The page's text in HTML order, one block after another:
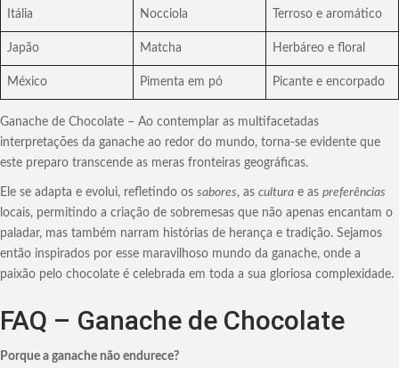
Itália Nocciola Terroso e aromático
Japão Matcha Herbáreo e floral
México Pimenta em pó Picante e encorpado
Ganache de Chocolate – Ao contemplar as multifacetadas
interpretações da ganache ao redor do mundo, torna-se evidente que
este preparo transcende as meras fronteiras geográficas.
Ele se adapta e evolui, refletindo os sabores, as cultura e as preferências
locais, permitindo a criação de sobremesas que não apenas encantam o
paladar, mas também narram histórias de herança e tradição. Sejamos
então inspirados por esse maravilhoso mundo da ganache, onde a
paixão pelo chocolate é celebrada em toda a sua gloriosa complexidade.
FAQ – Ganache de Chocolate
Porque a ganache não endurece?